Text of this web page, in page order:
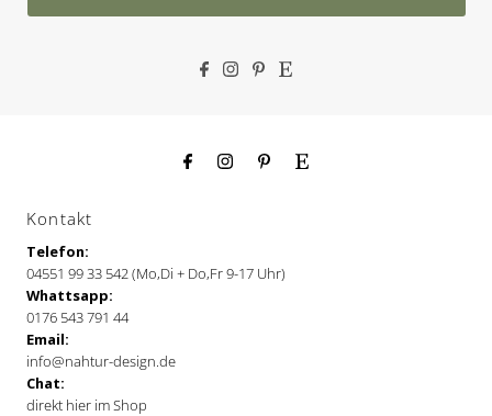
Kontakt
Telefon:
04551 99 33 542 (Mo,Di + Do,Fr 9-17 Uhr)
Whattsapp:
0176 543 791 44
Email:
info@nahtur-design.de
Chat:
direkt hier im Shop